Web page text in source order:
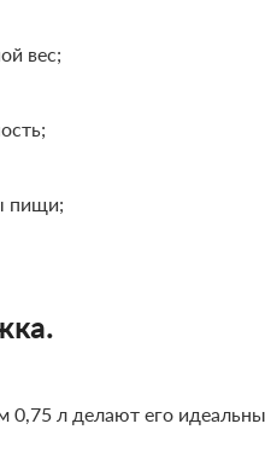
вес;
пищи;
0,75 л делают его